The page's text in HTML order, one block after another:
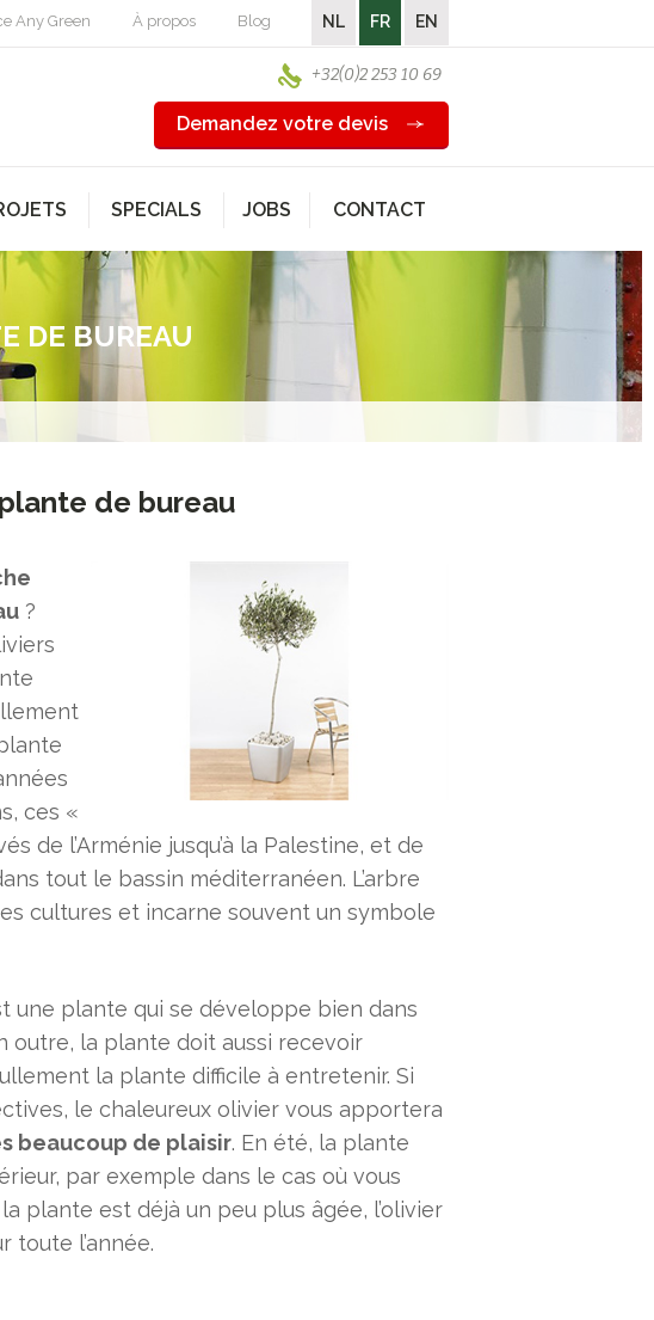
Any Green À propos Blog NL FR EN
+32(0)2 253 10 69
Demandez votre devis
SPECIALS JOBS CONTACT
DE BUREAU
de bureau
?
ces «
de l’Arménie jusqu’à la Palestine, et de
tout le bassin méditerranéen. L’arbre
cultures et incarne souvent un symbole
une plante qui se développe bien dans
outre, la plante doit aussi recevoir
la plante difficile à entretenir. Si
le chaleureux olivier vous apportera
beaucoup de plaisir. En été, la plante
par exemple dans le cas où vous
la plante est déjà un peu plus âgée, l’olivier
toute l’année.